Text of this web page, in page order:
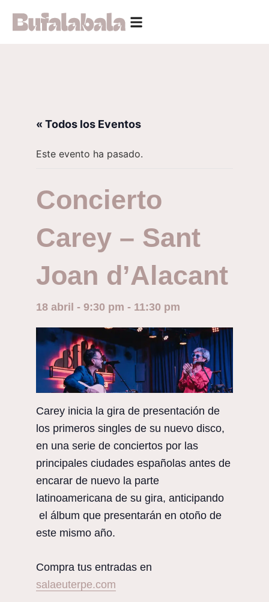
« Todos los Eventos
Este evento ha pasado.
Concierto
Carey – Sant
Joan d’Alacant
18 abril - 9:30 pm - 11:30 pm
Carey inicia la gira de presentación de
los primeros singles de su nuevo disco,
en una serie de conciertos por las
principales ciudades españolas antes de
encarar de nuevo la parte
latinoamericana de su gira, anticipando
el álbum que presentarán en otoño de
este mismo año.
Compra tus entradas en
salaeuterpe.com